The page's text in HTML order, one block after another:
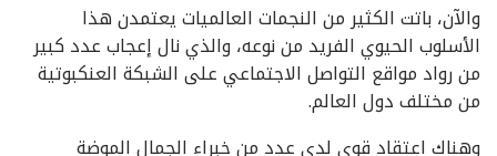
والآن، باتت الكثير من النجمات العالميات يعتمدن هذا
الأسلوب الحيوي الفريد من نوعه، والذي نال إعجاب عدد كبير
من رواد مواقع التواصل الاجتماعي على الشبكة العنكبوتية
من مختلف دول العالم.
وهناك اعتقاد قوي لدى عدد من خبراء الجمال الموضة